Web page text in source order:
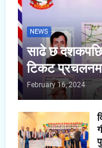
NEWS
साढे छ
टिकट
February 16, 2024